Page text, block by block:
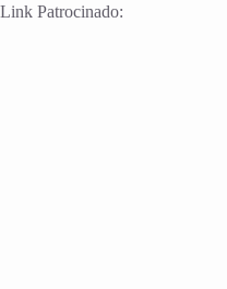
Link Patrocinado: